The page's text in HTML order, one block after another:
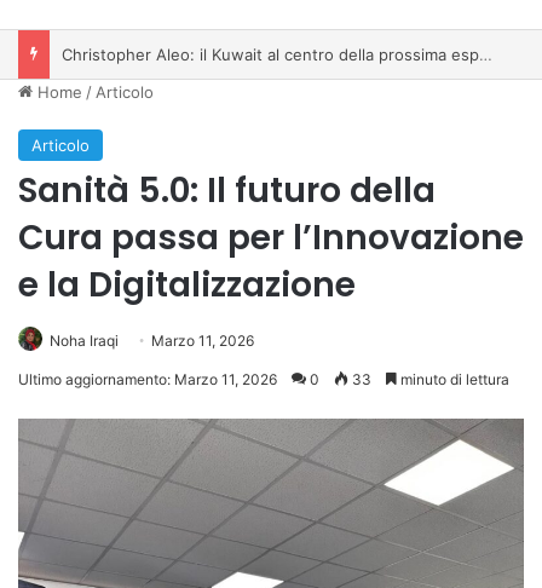
Christopher Aleo: il Kuwait al centro della prossima espansione di iSwiss Pay nel Golfo
Home / Articolo
Articolo
Sanità 5.0: Il futuro della
Cura passa per l’Innovazione
e la Digitalizzazione
Noha Iraqi Marzo 11, 2026
Ultimo aggiornamento: Marzo 11, 2026 0 33 minuto di lettura